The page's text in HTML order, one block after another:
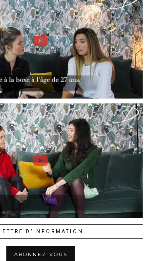
LETTRE D’INFORMATION